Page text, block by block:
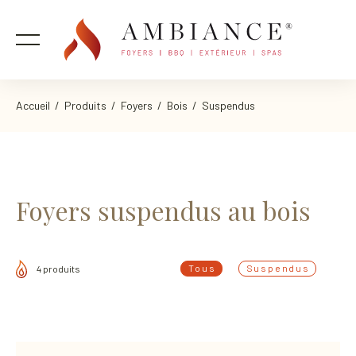
Accueil / Produits / Foyers / Bois / Suspendus
Foyers suspendus au bois
4 produits Tous Suspendus